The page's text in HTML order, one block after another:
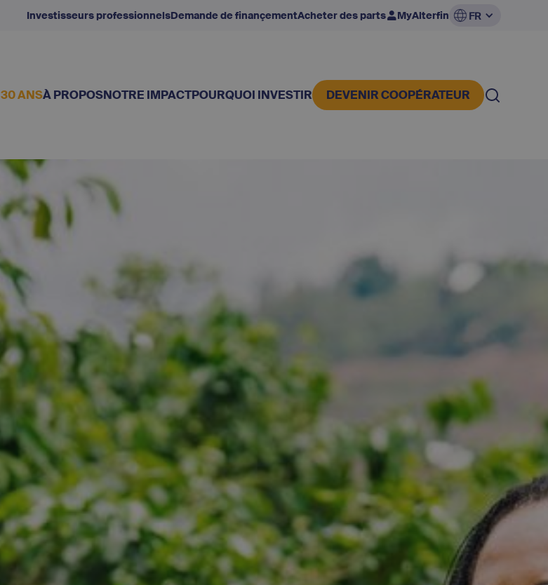
Investisseurs professionnelsDemande de finançementAcheter des parts MyAlterfin FR
30 ANSÀ PROPOSNOTRE IMPACTPOURQUOI INVESTIR DEVENIR COOPÉRATEUR